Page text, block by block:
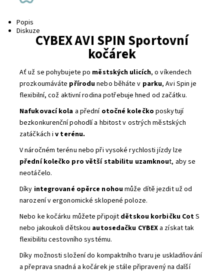
Popis
Diskuze
CYBEX AVI SPIN Sportovní
kočárek
Ať už se pohybujete po městských ulicích, o víkendech
prozkoumáváte přírodunebo běháte v parku, Avi Spin je
flexibilní, což aktivní rodina potřebuje hned od začátku.
Nafukovací kola a přední otočné kolečko poskytují
bezkonkurenční pohodlí a hbitost v ostrých městských
zatáčkách iv terénu.
V náročném terénu nebo při vysoké rychlosti jízdy lze
přední kolečko pro větší stabilitu uzamknout, aby se
neotáčelo.
Díky integrované opěrce nohoumůže dítě jezdit už od
narození v ergonomické sklopené poloze.
Nebo ke kočárku můžete připojit dětskou korbičku CotS
nebo jakoukoli dětskou autosedačku CYBEX a získat tak
flexibilitu cestovního systému.
Díky možnosti složení do kompaktního tvaru je uskladňování
a přeprava snadná a kočárek je stále připravený na další